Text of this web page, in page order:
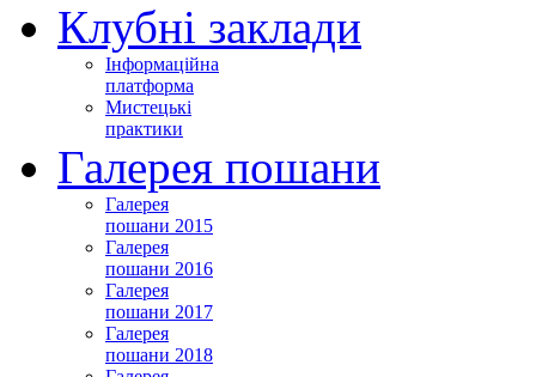
Клубні заклади
Інформаційна
платформа
Мистецькі
практики
Галерея пошани
Галерея
пошани 2015
Галерея
пошани 2016
Галерея
пошани 2017
Галерея
пошани 2018